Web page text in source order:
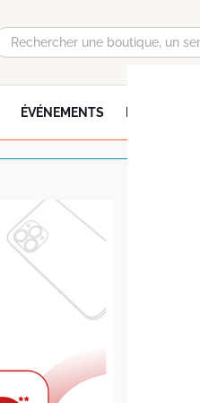
OUVERT AUJOURD'HUI
DE 09:00 À 22:00
ÉVÉNEMENTS